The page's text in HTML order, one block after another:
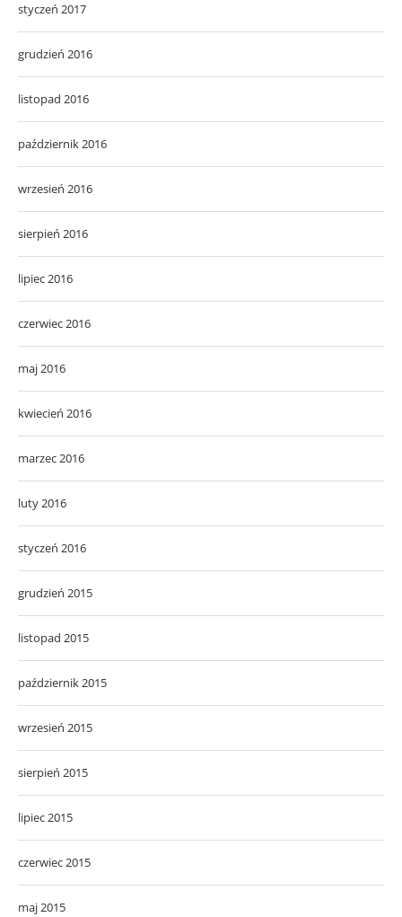
styczeń 2017
grudzień 2016
listopad 2016
październik 2016
wrzesień 2016
sierpień 2016
lipiec 2016
czerwiec 2016
maj 2016
kwiecień 2016
marzec 2016
luty 2016
styczeń 2016
grudzień 2015
listopad 2015
październik 2015
wrzesień 2015
sierpień 2015
lipiec 2015
czerwiec 2015
maj 2015